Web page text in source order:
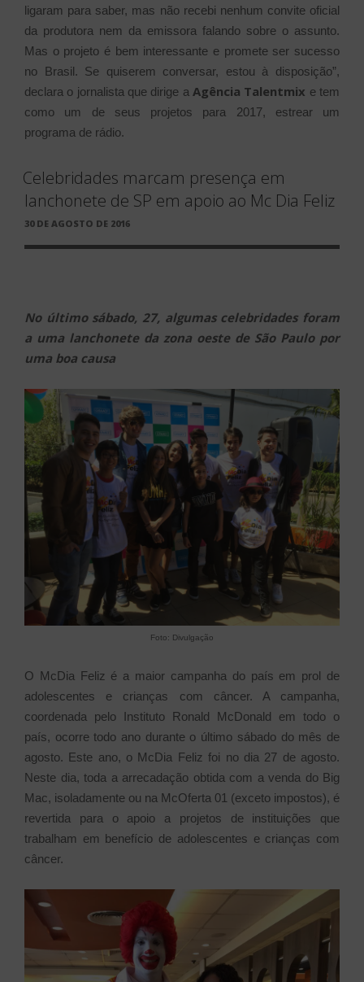
ligaram para saber, mas não recebi nenhum convite oficial
da produtora nem da emissora falando sobre o assunto.
Mas o projeto é bem interessante e promete ser sucesso
no Brasil. Se quiserem conversar, estou à disposição”,
declara o jornalista que dirige a Agência Talentmix e tem
como um de seus projetos para 2017, estrear um
programa de rádio.
Celebridades marcam presença em
lanchonete de SP em apoio ao Mc Dia Feliz
PUBLICADO
30 DE AGOSTO DE 2016
No último sábado, 27, algumas celebridades foram
a uma lanchonete da zona oeste de São Paulo por
uma boa causa
Foto: Divulgação
O McDia Feliz é a maior campanha do país em prol de
adolescentes e crianças com câncer. A campanha,
coordenada pelo Instituto Ronald McDonald em todo o
país, ocorre todo ano durante o último sábado do mês de
agosto. Este ano, o McDia Feliz foi no dia 27 de agosto.
Neste dia, toda a arrecadação obtida com a venda do Big
Mac, isoladamente ou na McOferta 01 (exceto impostos), é
revertida para o apoio a projetos de instituições que
trabalham em benefício de adolescentes e crianças com
câncer.